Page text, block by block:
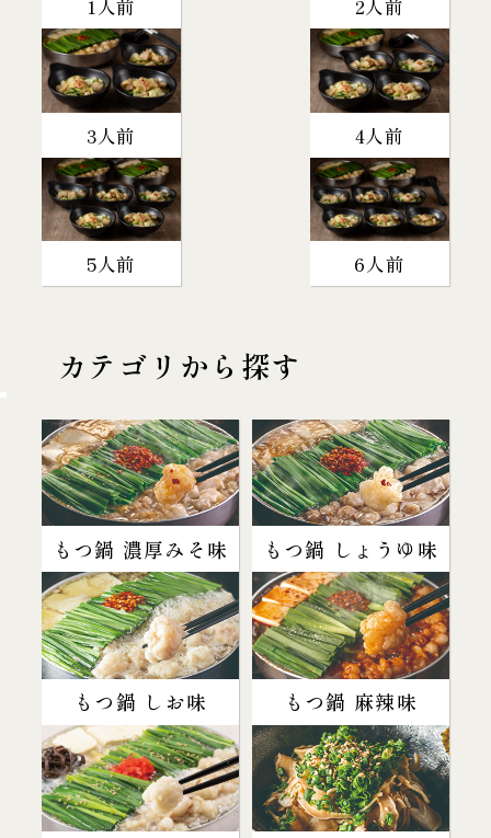
1人前 2人前
3人前 4人前
5人前 6人前
カテゴリから探す
もつ鍋 濃厚みそ味 もつ鍋 しょうゆ味
もつ鍋 しお味 もつ鍋 麻辣味